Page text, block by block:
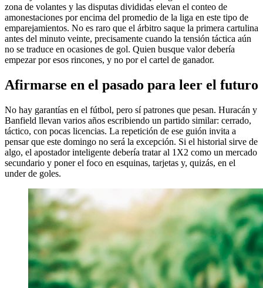
zona de volantes y las disputas divididas elevan el conteo de
amonestaciones por encima del promedio de la liga en este tipo de
emparejamientos. No es raro que el árbitro saque la primera cartulina
antes del minuto veinte, precisamente cuando la tensión táctica aún
no se traduce en ocasiones de gol. Quien busque valor debería
empezar por esos rincones, y no por el cartel de ganador.
Afirmarse en el pasado para leer el futuro
No hay garantías en el fútbol, pero sí patrones que pesan. Huracán y
Banfield llevan varios años escribiendo un partido similar: cerrado,
táctico, con pocas licencias. La repetición de ese guión invita a
pensar que este domingo no será la excepción. Si el historial sirve de
algo, el apostador inteligente debería tratar al 1X2 como un mercado
secundario y poner el foco en esquinas, tarjetas y, quizás, en el
under de goles.